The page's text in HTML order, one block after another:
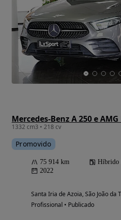
Mercedes-Benz A 250 e
1332 cm3 • 218 cv
Promovido
75 914 km Híbrido
2022
Santa Iria de Azoia, São João da
Profissional • Publicado